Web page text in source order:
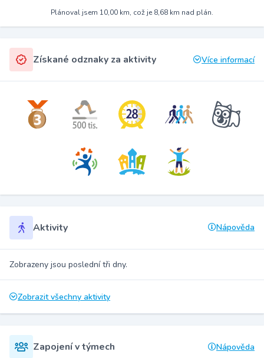
Plánoval jsem 10,00 km, což je 8,68 km nad plán.
Získané odznaky za aktivity Více informací
Aktivity Nápověda
Zobrazeny jsou poslední tři dny.
Zobrazit všechny aktivity
Zapojení v týmech Nápověda